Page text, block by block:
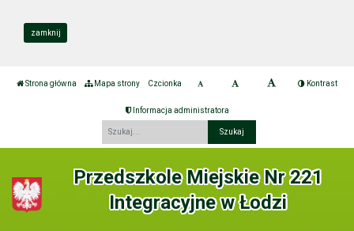
zamknij
Strona główna Mapa strony Czcionka Kontrast
Informacja administratora
Przedszkole Miejskie Nr 221
Integracyjne w Łodzi